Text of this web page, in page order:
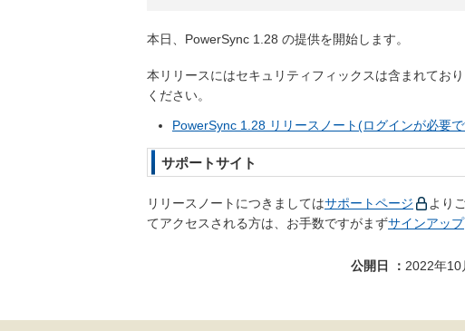
本日、PowerSync 1.28 の提供を開始します。
本リリースにはセキュリティフィックスは含まれてお
ください。
PowerSync 1.28 リリースノート(ログインが必要
サポートサイト
リリースノートにつきましてはサポートページ
より
てアクセスされる方は、お手数ですがまずサインアップ
公開日 2022年10